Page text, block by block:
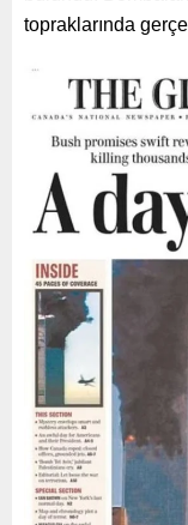
topraklarında